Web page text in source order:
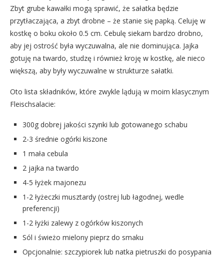
Zbyt grube kawałki mogą sprawić, że sałatka będzie
przytłaczająca, a zbyt drobne – że stanie się papką. Celuję w
kostkę o boku około 0.5 cm. Cebulę siekam bardzo drobno,
aby jej ostrość była wyczuwalna, ale nie dominująca. Jajka
gotuję na twardo, studzę i również kroję w kostkę, ale nieco
większą, aby były wyczuwalne w strukturze sałatki.
Oto lista składników, które zwykle lądują w moim klasycznym
Fleischsalacie:
300g dobrej jakości szynki lub gotowanego schabu
2-3 średnie ogórki kiszone
1 mała cebula
2 jajka na twardo
4-5 łyżek majonezu
1-2 łyżeczki musztardy (ostrej lub łagodnej, wedle
preferencji)
1-2 łyżki zalewy z ogórków kiszonych
Sól i świeżo mielony pieprz do smaku
Opcjonalnie: szczypiorek lub natka pietruszki do posypania